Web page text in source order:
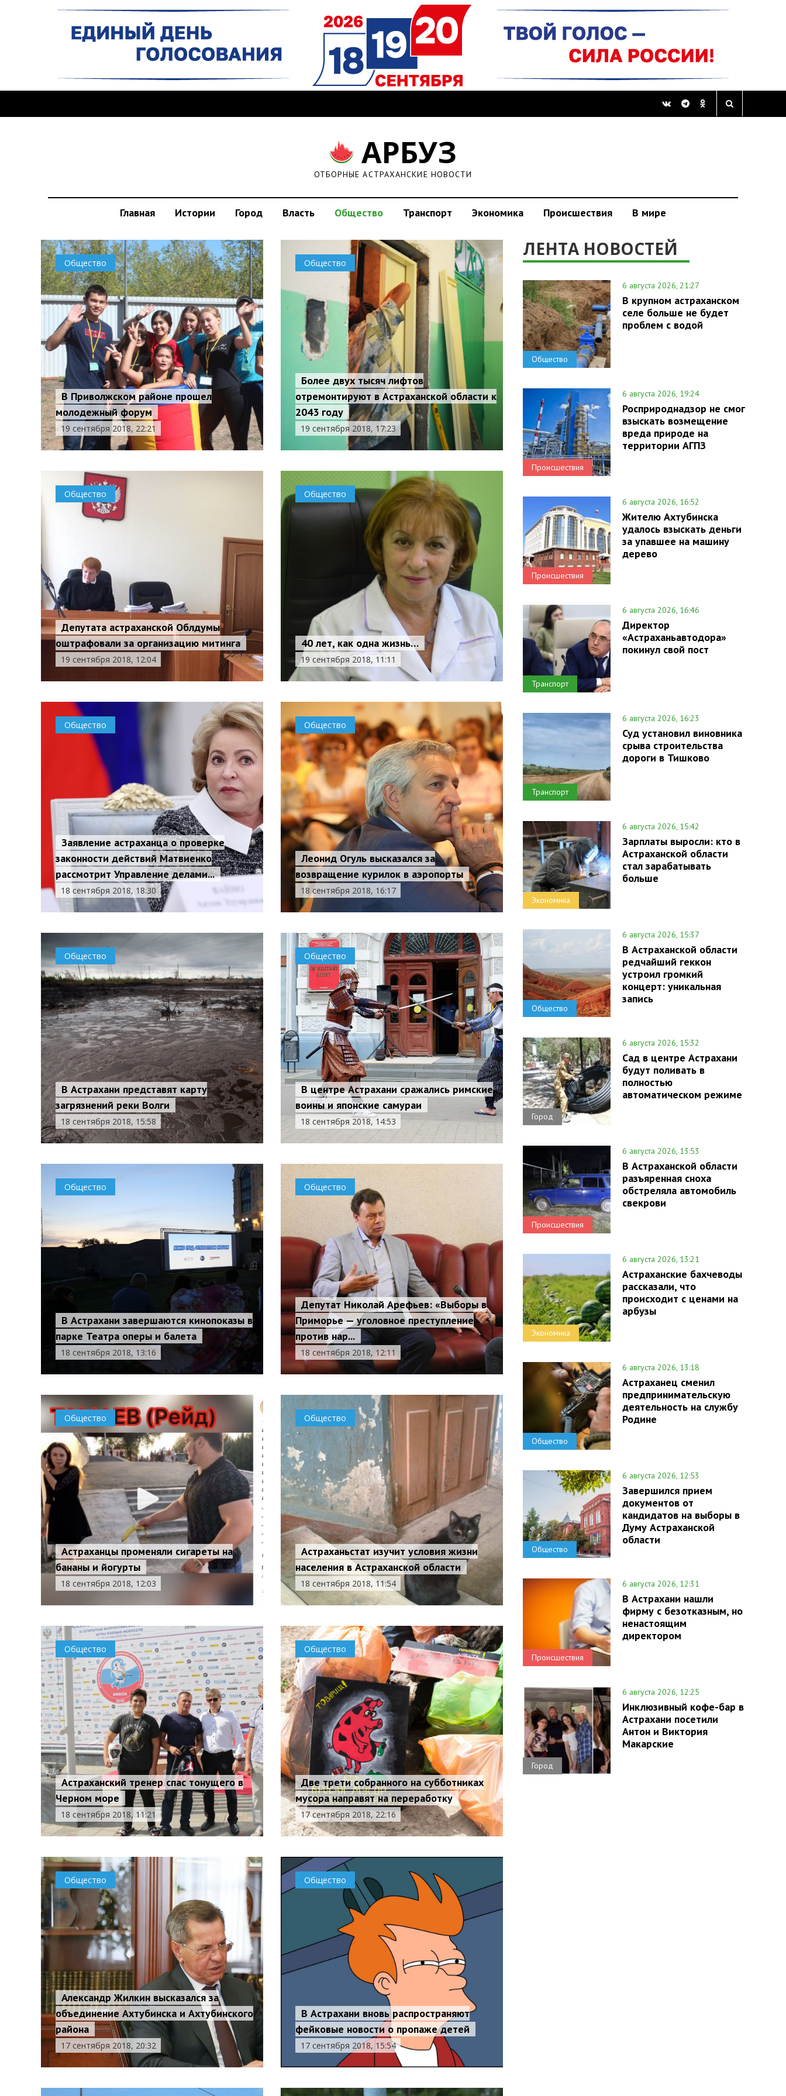
АРБУЗ
ОТБОРНЫЕ АСТРАХАНСКИЕ НОВОСТИ
Главная Истории Город Власть Общество Транспорт Экономика Происшествия В мире
Общество
В Приволжском районе прошел
молодежный форум
19 сентября 2018, 22:21
Общество
Более двух тысяч лифтов
отремонтируют в Астраханской области к
2043 году
19 сентября 2018, 17:23
Общество
Депутата астраханской Облдумы
оштрафовали за организацию митинга
19 сентября 2018, 12:04
Общество
40 лет, как одна жизнь…
19 сентября 2018, 11:11
Общество
Заявление астраханца о проверке
законности действий Матвиенко
рассмотрит Управление делами...
18 сентября 2018, 18:30
Общество
Леонид Огуль высказался за
возвращение курилок в аэропорты
18 сентября 2018, 16:17
Общество
В Астрахани представят карту
загрязнений реки Волги
18 сентября 2018, 15:58
Общество
В центре Астрахани сражались римские
воины и японские самураи
18 сентября 2018, 14:53
Общество
В Астрахани завершаются кинопоказы в
парке Театра оперы и балета
18 сентября 2018, 13:16
Общество
Депутат Николай Арефьев: «Выборы в
Приморье — уголовное преступление
против нар...
18 сентября 2018, 12:11
Общество
Астраханцы променяли сигареты на
бананы и йогурты
18 сентября 2018, 12:03
Общество
Астраханьстат изучит условия жизни
населения в Астраханской области
18 сентября 2018, 11:54
Общество
Астраханский тренер спас тонущего в
Черном море
18 сентября 2018, 11:21
Общество
Две трети собранного на субботниках
мусора направят на переработку
17 сентября 2018, 22:16
Общество
Александр Жилкин высказался за
объединение Ахтубинска и Ахтубинского
района
17 сентября 2018, 20:32
Общество
В Астрахани вновь распространяют
фейковые новости о пропаже детей
17 сентября 2018, 15:54
ЛЕНТА НОВОСТЕЙ
Общество
6 августа 2026, 21:27
В крупном астраханском
селе больше не будет
проблем с водой
Происшествия
6 августа 2026, 19:24
Росприроднадзор не смог
взыскать возмещение
вреда природе на
территории АГПЗ
Происшествия
6 августа 2026, 16:52
Жителю Ахтубинска
удалось взыскать деньги
за упавшее на машину
дерево
Транспорт
6 августа 2026, 16:46
Директор
«Астраханьавтодора»
покинул свой пост
Транспорт
6 августа 2026, 16:23
Суд установил виновника
срыва строительства
дороги в Тишково
Экономика
6 августа 2026, 15:42
Зарплаты выросли: кто в
Астраханской области
стал зарабатывать
больше
Общество
6 августа 2026, 15:37
В Астраханской области
редчайший геккон
устроил громкий
концерт: уникальная
запись
Город
6 августа 2026, 15:32
Сад в центре Астрахани
будут поливать в
полностью
автоматическом режиме
Происшествия
6 августа 2026, 13:53
В Астраханской области
разъяренная сноха
обстреляла автомобиль
свекрови
Экономика
6 августа 2026, 13:21
Астраханские бахчеводы
рассказали, что
происходит с ценами на
арбузы
Общество
6 августа 2026, 13:18
Астраханец сменил
предпринимательскую
деятельность на службу
Родине
Общество
6 августа 2026, 12:53
Завершился прием
документов от
кандидатов на выборы в
Думу Астраханской
области
Происшествия
6 августа 2026, 12:31
В Астрахани нашли
фирму с безотказным, но
ненастоящим
директором
Город
6 августа 2026, 12:25
Инклюзивный кофе-бар в
Астрахани посетили
Антон и Виктория
Макарские